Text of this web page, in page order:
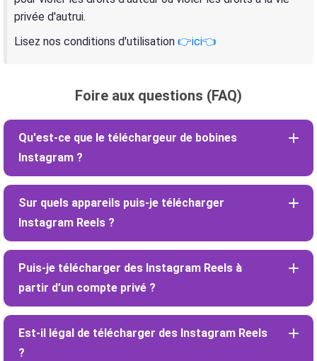
privée d'autrui.
Lisez nos conditions d'utilisation 👉ici👈
Foire aux questions (FAQ)
Qu'est-ce que le téléchargeur de bobines
Instagram ?
Sur quels appareils puis-je télécharger
Instagram Reels ?
Puis-je télécharger des Instagram Reels à
partir d’un compte privé ?
Est-il légal de télécharger des Instagram Reels
?